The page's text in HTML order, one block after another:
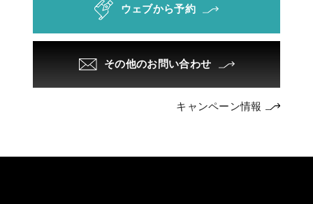
ウェブから予約
その他のお問い合わせ
キャンペーン情報